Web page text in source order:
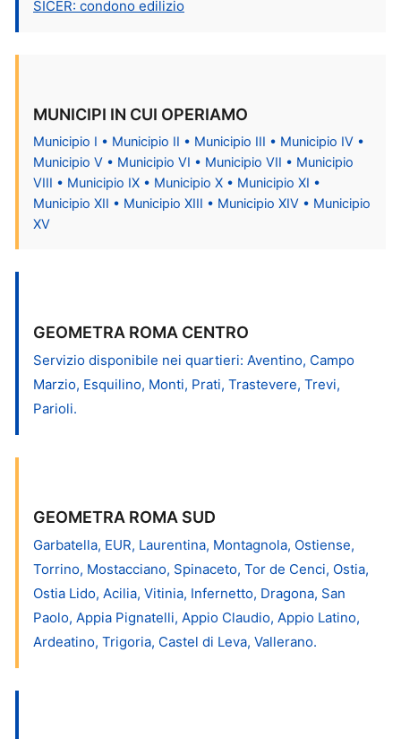
SICER: condono edilizio
MUNICIPI IN CUI OPERIAMO
Municipio I • Municipio II • Municipio III • Municipio IV •
Municipio V • Municipio VI • Municipio VII • Municipio
VIII • Municipio IX • Municipio X • Municipio XI •
Municipio XII • Municipio XIII • Municipio XIV • Municipio
XV
GEOMETRA ROMA CENTRO
Servizio disponibile nei quartieri: Aventino, Campo
Marzio, Esquilino, Monti, Prati, Trastevere, Trevi,
Parioli.
GEOMETRA ROMA SUD
Garbatella, EUR, Laurentina, Montagnola, Ostiense,
Torrino, Mostacciano, Spinaceto, Tor de Cenci, Ostia,
Ostia Lido, Acilia, Vitinia, Infernetto, Dragona, San
Paolo, Appia Pignatelli, Appio Claudio, Appio Latino,
Ardeatino, Trigoria, Castel di Leva, Vallerano.